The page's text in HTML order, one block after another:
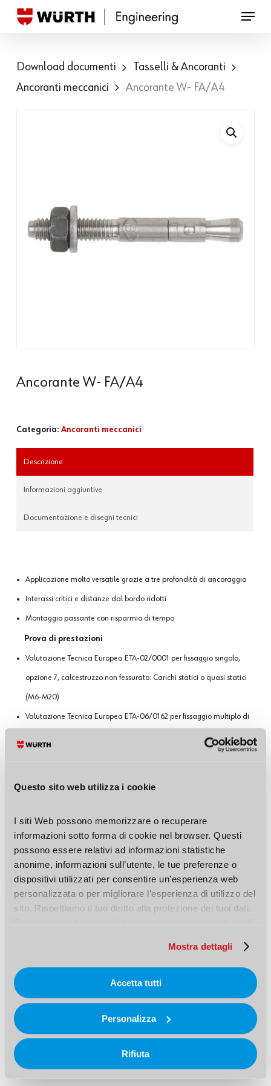
Questo sito web utilizza i cookie
I siti Web possono memorizzare o recuperare
informazioni sotto forma di cookie nel browser. Questi
possono essere relativi ad informazioni statistiche
anonime, informazioni sull’utente, le tue preferenze o
dispositivi utilizzati per consentire un'esperienza web
personalizzata o per migliorare l’esperienza di utilizzo del
sito. Rispettiamo il tuo diritto alla protezione dei tuoi dati.
Mostra dettagli
Accetta tutti
Personalizza
Rifiuta
Skip
contentDownload documenti
Tasselli & Ancoranti
Ancoranti meccanici
Ancorante W- FA/A4
Ancorante W- FA/A4
Categoria: Ancoranti meccanici
Descrizione
Informazioni aggiuntive
Documentazione e disegni tecnici
Applicazione molto versatile grazie a tre profondità di ancoraggio
Interassi critici e distanze dal bordo ridotti
Montaggio passante con risparmio di tempo
Prova di prestazioni
Valutazione Tecnica Europea ETA-02/0001 per fissaggio singolo,
opzione 7, calcestruzzo non fessurato: Carichi statici o quasi statici
(M6-M20)
Valutazione Tecnica Europea ETA-06/0162 per fissaggio multiplo di
sistemi non portanti, calcestruzzo fessurato e non fessurato, misura
Resistenza al fuoco: R30, R60, R90 e R120; TR020 (incluso in ETA-
06/0162, solo misura M6)
CAD E BIM